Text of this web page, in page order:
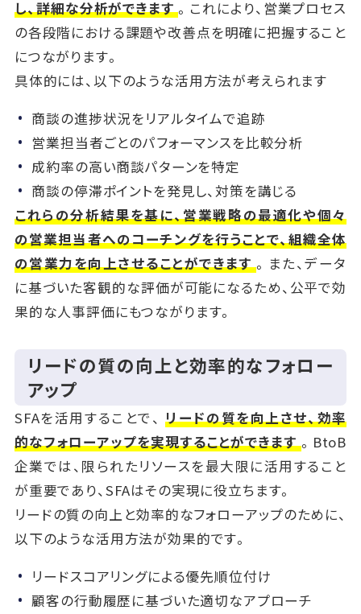
し、詳細な分析ができます。これにより、営業プロセス
の各段階における課題や改善点を明確に把握すること
につながります。
具体的には、以下のような活用方法が考えられます
商談の進捗状況をリアルタイムで追跡
営業担当者ごとのパフォーマンスを比較分析
成約率の高い商談パターンを特定
商談の停滞ポイントを発見し、対策を講じる
これらの分析結果を基に、営業戦略の最適化や個々
の営業担当者へのコーチングを行うことで、組織全体
の営業力を向上させることができます。また、データ
に基づいた客観的な評価が可能になるため、公平で効
果的な人事評価にもつながります。
リードの質の向上と効率的なフォロー
アップ
SFAを活用することで、リードの質を向上させ、効率
的なフォローアップを実現することができます。BtoB
企業では、限られたリソースを最大限に活用すること
が重要であり、SFAはその実現に役立ちます。
リードの質の向上と効率的なフォローアップのために、
以下のような活用方法が効果的です。
リードスコアリングによる優先順位付け
顧客の行動履歴に基づいた適切なアプローチ